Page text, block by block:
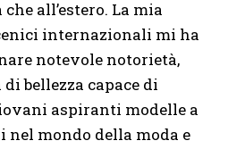
all’estero. La mia
internazionali mi ha
notevole notorietà,
bellezza capace di
aspiranti modelle a
nel mondo della moda e